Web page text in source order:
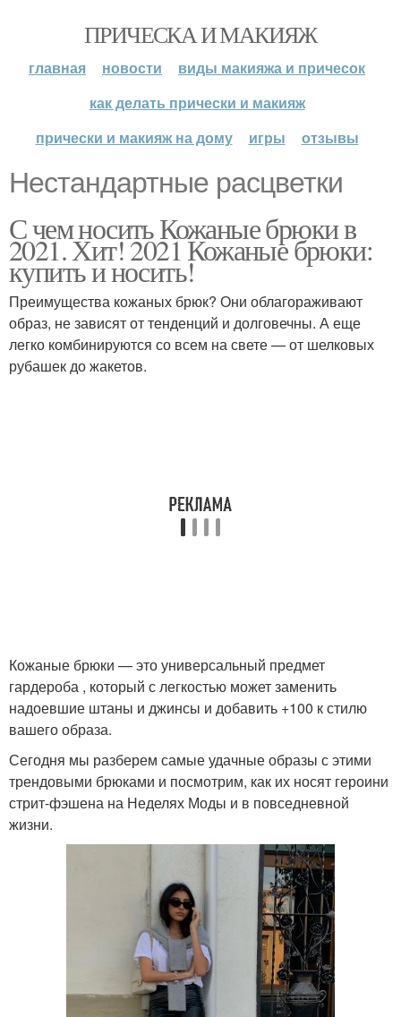
ПРИЧЕСКА И МАКИЯЖ
главная новости
виды макияжа и причесок
как делать прически и макияж
прически и макияж на дому
игры отзывы
Нестандартные расцветки
С чем носить Кожаные брюки в
2021. Хит! 2021 Кожаные брюки:
купить и носить!
Преимущества кожаных брюк? Они облагораживают
образ, не зависят от тенденций и долговечны. А еще
легко комбинируются со всем на свете — от шелковых
рубашек до жакетов.
Кожаные брюки — это универсальный предмет
гардероба , который с легкостью может заменить
надоевшие штаны и джинсы и добавить +100 к стилю
вашего образа.
Сегодня мы разберем самые удачные образы с этими
трендовыми брюками и посмотрим, как их носят героини
стрит-фэшена на Неделях Моды и в повседневной
жизни.